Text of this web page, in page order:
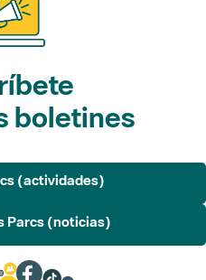
boletines
(actividades)
Parcs (noticias)